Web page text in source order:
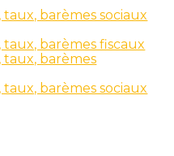
taux, barèmes sociaux
taux, barèmes fiscaux
taux, barèmes
taux, barèmes sociaux